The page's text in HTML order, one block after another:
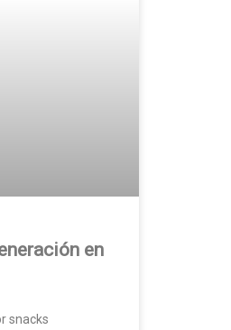
en
snacks